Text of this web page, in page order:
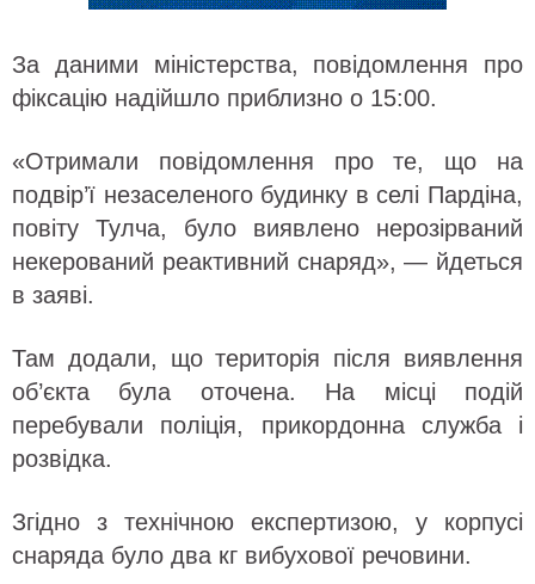
За даними міністерства, повідомлення про
фіксацію надійшло приблизно о 15:00.
«Отримали повідомлення про те, що на
подвір’ї незаселеного будинку в селі Пардіна,
повіту Тулча, було виявлено нерозірваний
некерований реактивний снаряд», — йдеться
в заяві.
Там додали, що територія після виявлення
об’єкта була оточена. На місці подій
перебували поліція, прикордонна служба і
розвідка.
Згідно з технічною експертизою, у корпусі
снаряда було два кг вибухової речовини.